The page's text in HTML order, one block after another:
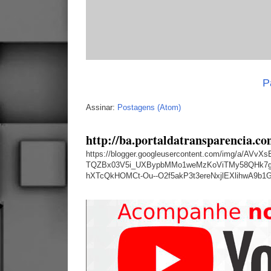
Assinar: Postagens (Atom)
http://
https://blogger.googleusercontent.com/img/a/
hXTcQkHOMCt-Ou--